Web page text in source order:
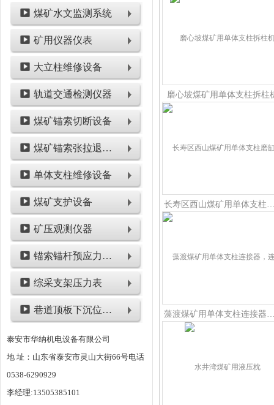
煤矿水文监测系统
矿用仪器仪表
大立柱维修设备
轨道交通检测仪器
煤矿锚索切断设备
煤矿锚索张拉退锚设备
单体支柱维修设备
煤矿支护设备
矿压观测仪器
锚索锚杆预应力检测设备
综采支架压力表
巷道顶板下沉位移类仪表
泰安市华纳机电设备有限公司
地 址：山东省泰安市灵山大街66号电话
0538-6290929
李经理:13505385101
磨心坡煤矿用单体支柱拆柱
长寿区西山煤矿用单体
藻渡煤矿用单体支柱连